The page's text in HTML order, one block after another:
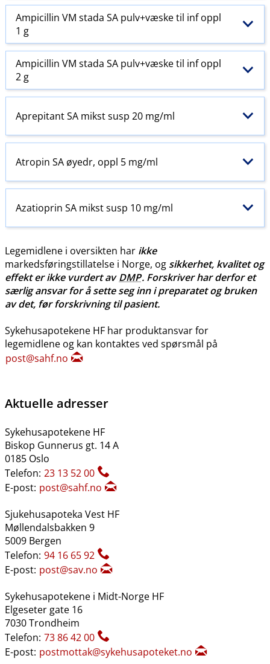
Ampicillin VM stada SA pulv+væske til inf oppl
1 g
Ampicillin VM stada SA pulv+væske til inf oppl
2 g
Aprepitant SA mikst susp 20 mg/ml
Atropin SA øyedr, oppl 5 mg/ml
Azatioprin SA mikst susp 10 mg/ml
Legemidlene i oversikten har ikke
markedsføringstillatelse i Norge, og sikkerhet, kvalitet og
effekt er ikke vurdert avDMP. Forskriver har derfor et
særlig ansvar for å sette seg inn i preparatet og bruken
av det, før forskrivning til pasient.
Sykehusapotekene HF har produktansvar for
legemidlene og kan kontaktes ved spørsmål på
post@sahf.no
Aktuelle adresser
Sykehusapotekene HF
Biskop Gunnerus gt. 14 A
0185 Oslo
Telefon: 23 13 52 00
E-post: post@sahf.no
Sjukehusapoteka Vest HF
Møllendalsbakken 9
5009 Bergen
Telefon: 94 16 65 92
E-post: post@sav.no
Sykehusapotekene i Midt-Norge HF
Elgeseter gate 16
7030 Trondheim
Telefon: 73 86 42 00
E-post: postmottak@sykehusapoteket.no